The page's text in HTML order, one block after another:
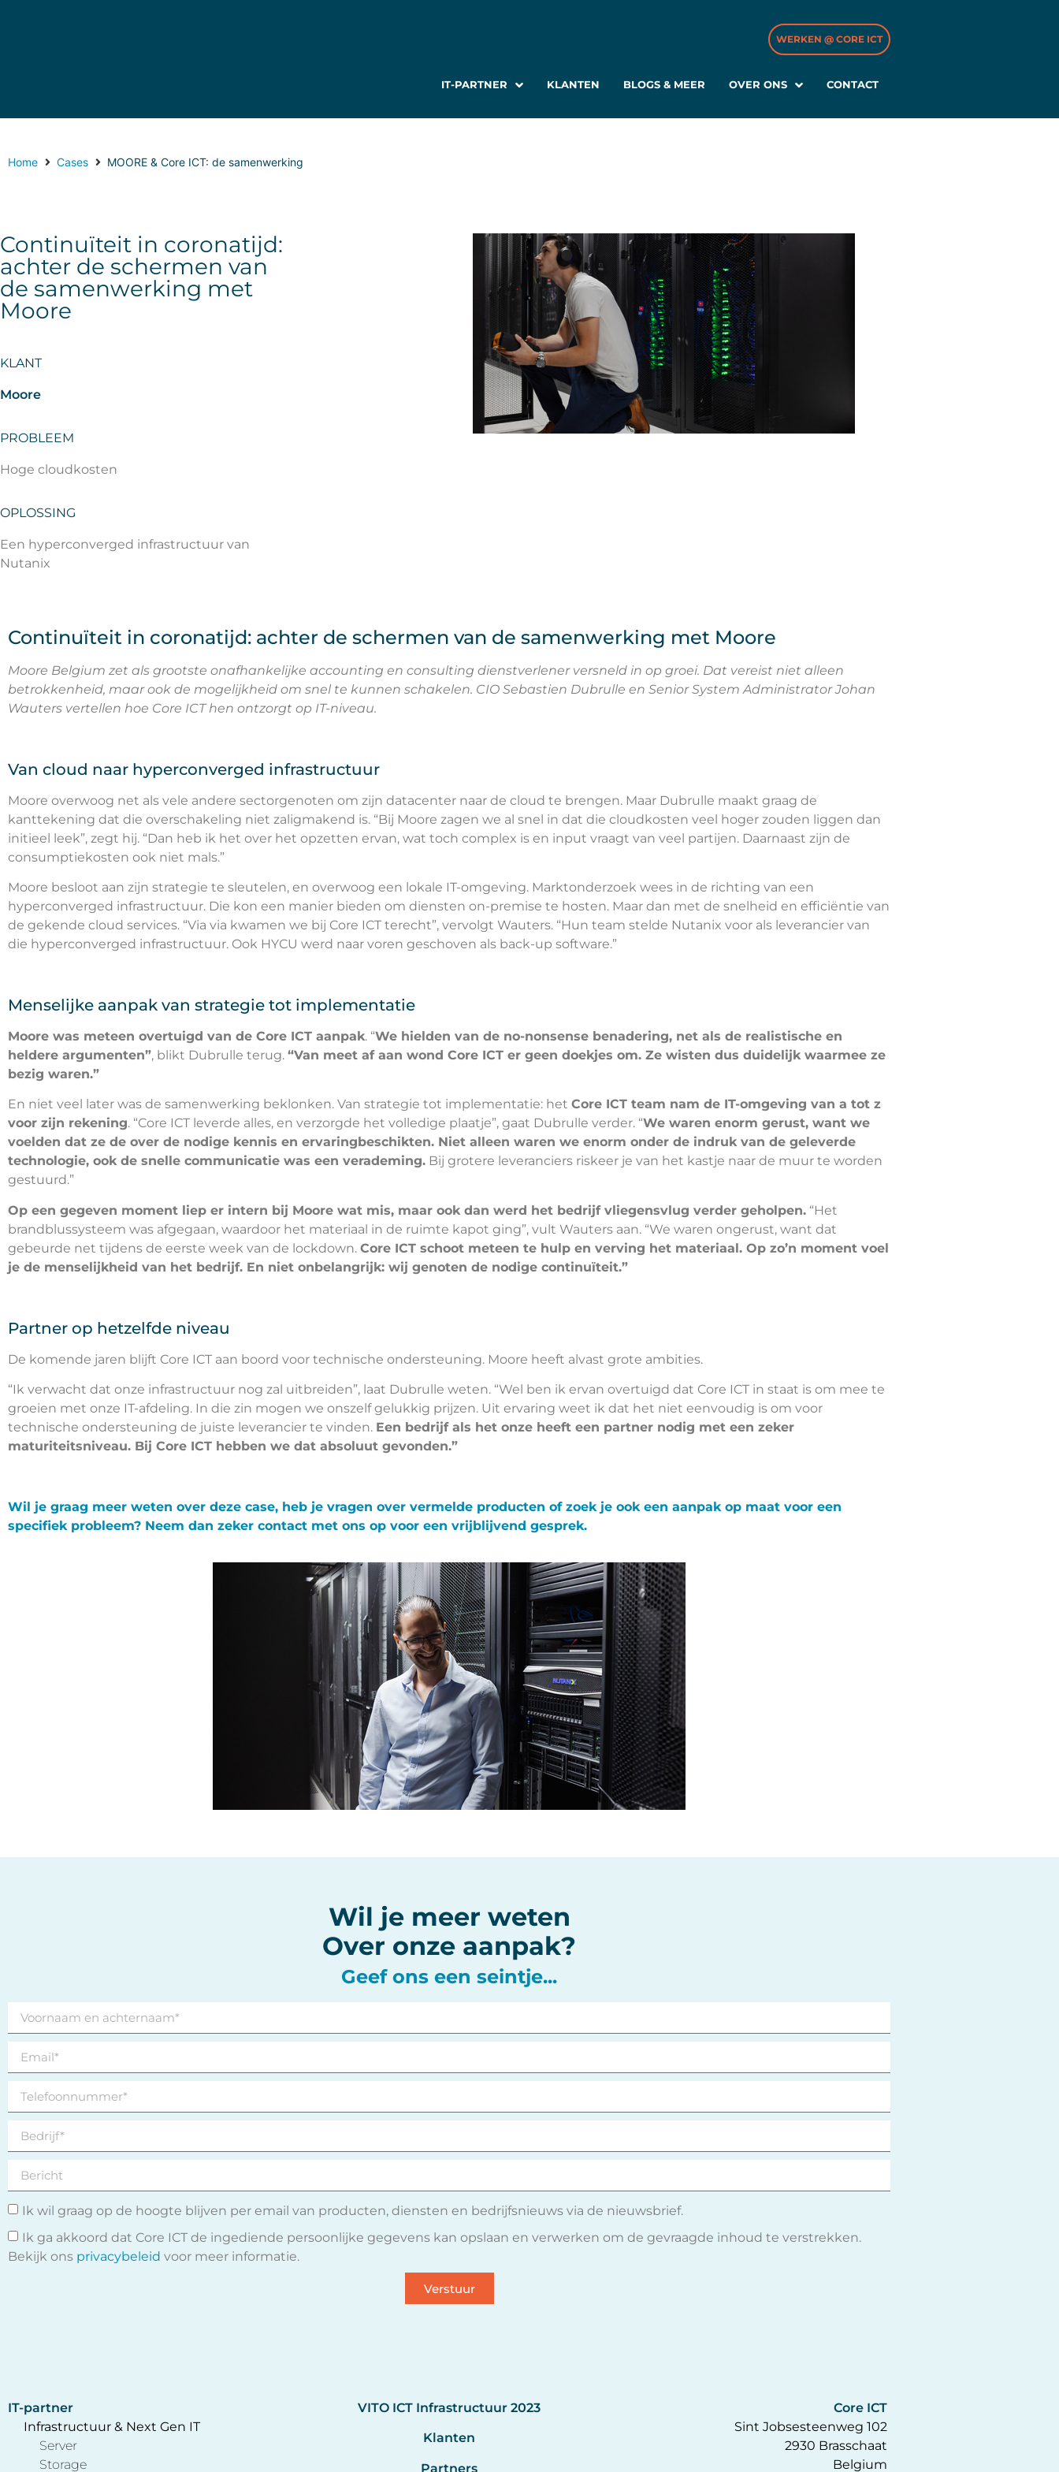
WERKEN @ CORE ICT
IT-PARTNER KLANTEN BLOGS & MEER OVER ONS CONTACT
Home Cases MOORE & Core ICT: de samenwerking
Continuïteit in coronatijd:
achter de schermen van
de samenwerking met
Moore
KLANT
Moore
PROBLEEM
Hoge cloudkosten
OPLOSSING
Een hyperconverged infrastructuur van
Nutanix
Continuïteit in coronatijd: achter de schermen van de samenwerking met Moore
Moore Belgium zet als grootste onafhankelijke accounting en consulting dienstverlener versneld in op groei. Dat vereist niet alleen
betrokkenheid, maar ook de mogelijkheid om snel te kunnen schakelen. CIO Sebastien Dubrulle en Senior System Administrator Johan
Wauters vertellen hoe Core ICT hen ontzorgt op IT-niveau.
Van cloud naar hyperconverged infrastructuur
Moore overwoog net als vele andere sectorgenoten om zijn datacenter naar de cloud te brengen. Maar Dubrulle maakt graag de
kanttekening dat die overschakeling niet zaligmakend is. “Bij Moore zagen we al snel in dat die cloudkosten veel hoger zouden liggen dan
initieel leek”, zegt hij. “Dan heb ik het over het opzetten ervan, wat toch complex is en input vraagt van veel partijen. Daarnaast zijn de
consumptiekosten ook niet mals.”
Moore besloot aan zijn strategie te sleutelen, en overwoog een lokale IT-omgeving. Marktonderzoek wees in de richting van een
hyperconverged infrastructuur. Die kon een manier bieden om diensten on-premise te hosten. Maar dan met de snelheid en efficiëntie van
de gekende cloud services. “Via via kwamen we bij Core ICT terecht”, vervolgt Wauters. “Hun team stelde Nutanix voor als leverancier van
die hyperconverged infrastructuur. Ook HYCU werd naar voren geschoven als back-up software.”
Menselijke aanpak van strategie tot implementatie
Moore was meteen overtuigd van de Core ICT aanpak. “We hielden van de no-nonsense benadering, net als de realistische en
heldere argumenten”, blikt Dubrulle terug. “Van meet af aan wond Core ICT er geen doekjes om. Ze wisten dus duidelijk waarmee ze
bezig waren.”
En niet veel later was de samenwerking beklonken. Van strategie tot implementatie: het Core ICT team nam de IT-omgeving van a tot z
voor zijn rekening. “Core ICT leverde alles, en verzorgde het volledige plaatje”, gaat Dubrulle verder. “We waren enorm gerust, want we
voelden dat ze de over de nodige kennis en ervaringbeschikten. Niet alleen waren we enorm onder de indruk van de geleverde
technologie, ook de snelle communicatie was een verademing. Bij grotere leveranciers riskeer je van het kastje naar de muur te worden
gestuurd.”
Op een gegeven moment liep er intern bij Moore wat mis, maar ook dan werd het bedrijf vliegensvlug verder geholpen. “Het
brandblussysteem was afgegaan, waardoor het materiaal in de ruimte kapot ging”, vult Wauters aan. “We waren ongerust, want dat
gebeurde net tijdens de eerste week van de lockdown. Core ICT schoot meteen te hulp en verving het materiaal. Op zo’n moment voel
je de menselijkheid van het bedrijf. En niet onbelangrijk: wij genoten de nodige continuïteit.”
Partner op hetzelfde niveau
De komende jaren blijft Core ICT aan boord voor technische ondersteuning. Moore heeft alvast grote ambities.
“Ik verwacht dat onze infrastructuur nog zal uitbreiden”, laat Dubrulle weten. “Wel ben ik ervan overtuigd dat Core ICT in staat is om mee te
groeien met onze IT-afdeling. In die zin mogen we onszelf gelukkig prijzen. Uit ervaring weet ik dat het niet eenvoudig is om voor
technische ondersteuning de juiste leverancier te vinden. Een bedrijf als het onze heeft een partner nodig met een zeker
maturiteitsniveau. Bij Core ICT hebben we dat absoluut gevonden.”
Wil je graag meer weten over deze case, heb je vragen over vermelde producten of zoek je ook een aanpak op maat voor een
specifiek probleem? Neem dan zeker contact met ons op voor een vrijblijvend gesprek.
Wil je meer weten
Over onze aanpak?
Geef ons een seintje...
Ik wil graag op de hoogte blijven per email van producten, diensten en bedrijfsnieuws via de nieuwsbrief.
Ik ga akkoord dat Core ICT de ingediende persoonlijke gegevens kan opslaan en verwerken om de gevraagde inhoud te verstrekken.
Bekijk ons privacybeleid voor meer informatie.
Verstuur
IT-partner
Infrastructuur & Next Gen IT
Server
Storage
VITO ICT Infrastructuur 2023
Klanten
Partners
Core ICT
Sint Jobsesteenweg 102
2930 Brasschaat
Belgium